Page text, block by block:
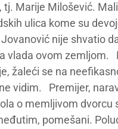
Marije Milošević.
ulica kome su
nije shvatio
vlada ovom zemljom.
žaleći se na
vidim. Premijer,
o memljivom dvorcu
pomešani.